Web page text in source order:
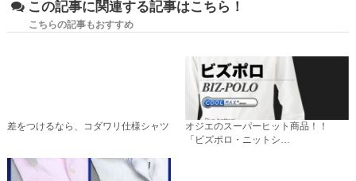
この記事に関連する記事はこちら！
こちらの記事もおすすめ
差をつけるなら、コダワリ仕様シャツ
オジエのスーパーヒット商品！！
「ビズポロ・ニットシ…